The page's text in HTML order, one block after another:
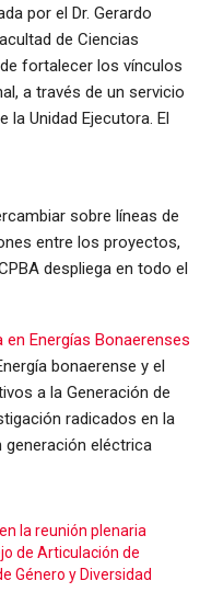
por el Dr. Gerardo
de Ciencias
fortalecer los vínculos
a través de un servicio
Unidad Ejecutora. El
sobre líneas de
entre los proyectos,
despliega en todo el
en Energías Bonaerenses
bonaerense y el
a la Generación de
radicados en la
generación eléctrica
la reunión plenaria
de Articulación de
Género y Diversidad